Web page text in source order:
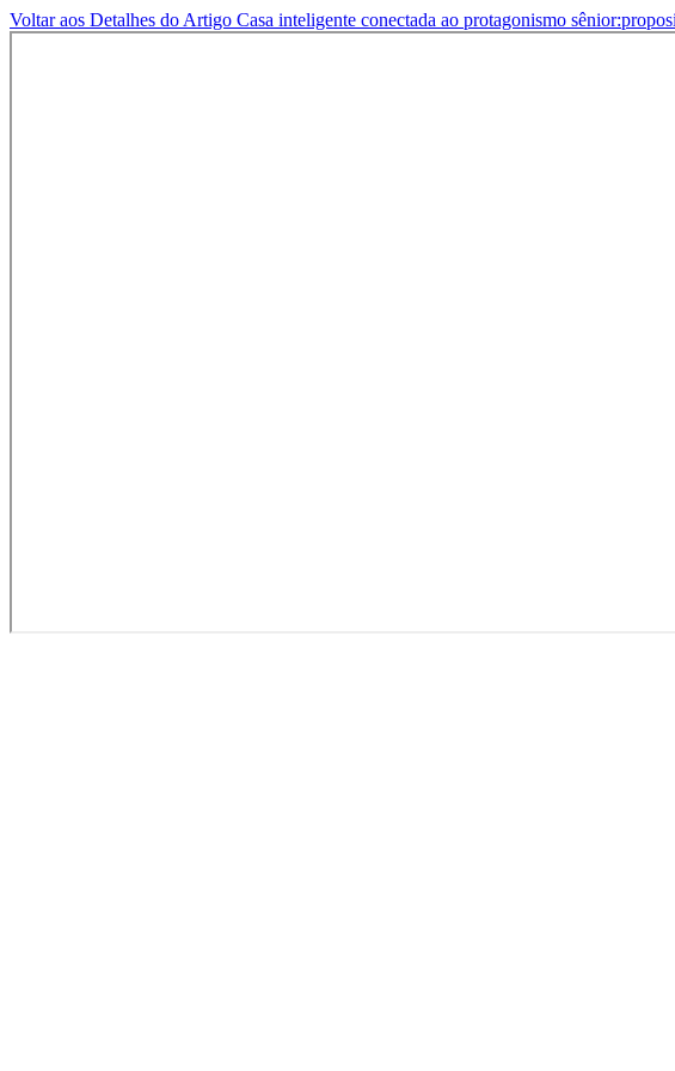
Voltar aos Detalhes do Artigo Casa inteligente conectada ao protagonismo